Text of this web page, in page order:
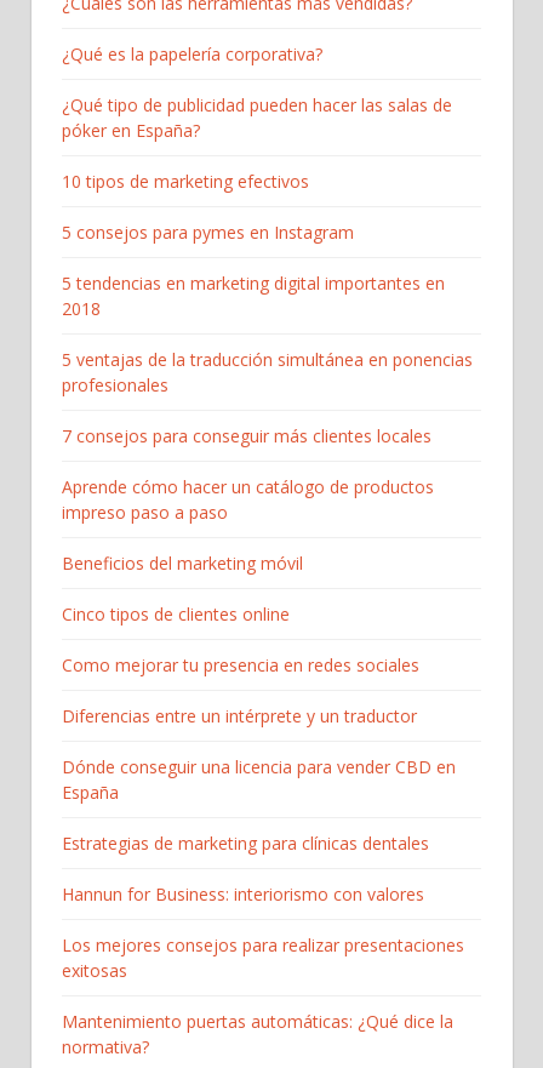
¿Qué es la papelería corporativa?
¿Qué tipo de publicidad pueden hacer las salas de
póker en España?
10 tipos de marketing efectivos
5 consejos para pymes en Instagram
5 tendencias en marketing digital importantes en
2018
5 ventajas de la traducción simultánea en ponencias
profesionales
7 consejos para conseguir más clientes locales
Aprende cómo hacer un catálogo de productos
impreso paso a paso
Beneficios del marketing móvil
Cinco tipos de clientes online
Como mejorar tu presencia en redes sociales
Diferencias entre un intérprete y un traductor
Dónde conseguir una licencia para vender CBD en
España
Estrategias de marketing para clínicas dentales
Hannun for Business: interiorismo con valores
Los mejores consejos para realizar presentaciones
exitosas
Mantenimiento puertas automáticas: ¿Qué dice la
normativa?